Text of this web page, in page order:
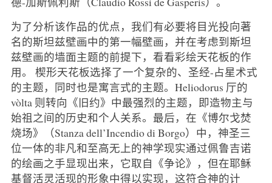
为了分析该作品的优点，我们有必要将目光投向著
名的斯坦兹壁画中的第一幅壁画，并在考虑到斯坦
兹壁画的墙面主题的前提下，看看彩绘天花板的作
用。 楔形天花板选择了一个复杂的、圣经-占星术式
的主题，同时也是寓言式的主题。Heliodorus 厅的
vòlta 则转向《旧约》中最强烈的主题，即造物主与
始祖之间的历史和个人关系。最后，在《博尔戈焚
烧场》（Stanza dell’Incendio di Borgo）中，神圣三
位一体的非凡和至高无上的神学现实通过佩鲁吉诺
的绘画之手显现出来，它取自《争论》，但在耶稣
基督活灵活现的形象中得以实现，这符合神的计